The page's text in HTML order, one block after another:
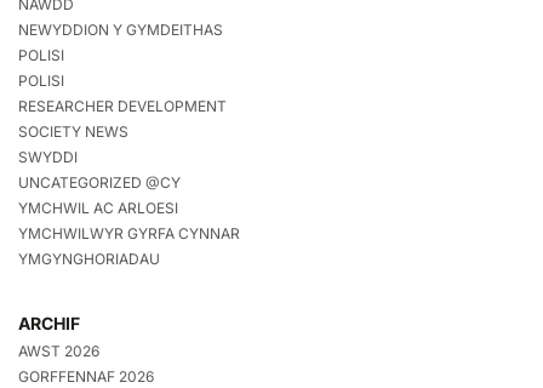
NAWDD
NEWYDDION Y GYMDEITHAS
POLISI
POLISI
RESEARCHER DEVELOPMENT
SOCIETY NEWS
SWYDDI
UNCATEGORIZED @CY
YMCHWIL AC ARLOESI
YMCHWILWYR GYRFA CYNNAR
YMGYNGHORIADAU
ARCHIF
AWST 2026
GORFFENNAF 2026